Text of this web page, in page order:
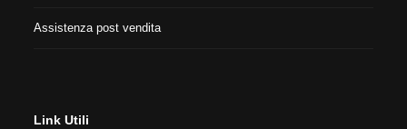
Assistenza post vendita
Link Utili